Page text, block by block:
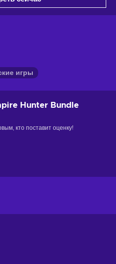
игры
Hunter Bundle
кто поставит оценку!